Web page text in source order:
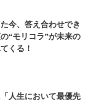
た今、答え合わせでき
“モリコラ”が未来の
くる！
人生において最優先